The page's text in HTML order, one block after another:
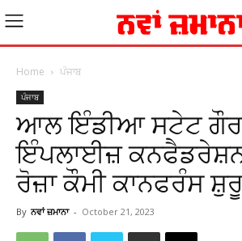
Home ਪੰਜਾਬ
ਪੰਜਾਬ
ਆਲ ਇੰਡੀਆ ਸਟੇਟ
ਇੰਪਲਾਈਜ਼ ਕਨਫੈਡਰੇਸ਼ਨ
ਰੋਜ਼ਾ ਕੌਮੀ ਕਾਨਫਰੰਸ
By ਨਵਾਂ ਜ਼ਮਾਨਾ - October 21, 2023